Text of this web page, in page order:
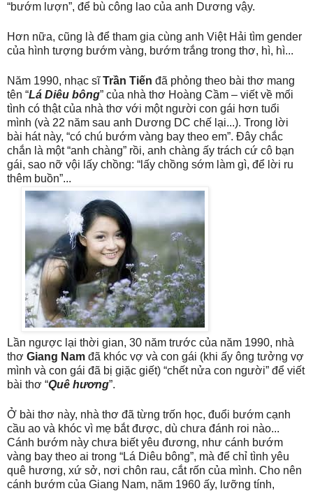
“bướm lượn”, để bù công lao của anh Dương vậy.
Hơn nữa, cũng là để tham gia cùng anh Việt Hải tìm gender
của hình tượng bướm vàng, bướm trắng trong thơ, hì, hì...
Năm 1990, nhạc sĩTrần Tiến đã phỏng theo bài thơ mang
tên “Lá Diêu bông” của nhà thơ Hoàng Cầm – viết về mối
tình có thật của nhà thơ với một người con gái hơn tuổi
mình (và 22 năm sau anh Dương DC chế lại...). Trong lời
bài hát này, “có chú bướm vàng bay theo em”. Đây chắc
chắn là một “anh chàng” rồi, anh chàng ấy trách cứ cô bạn
gái, sao nỡ vội lấy chồng: “lấy chồng sớm làm gì, để lời ru
thêm buồn”...
Lần ngược lại thời gian, 30 năm trước của năm 1990, nhà
thơ Giang Nam đã khóc vợ và con gái (khi ấy ông tưởng vợ
mình và con gái đã bị giặc giết) “chết nửa con người” để viết
bài thơ “Quê hương”.
Ở bài thơ này, nhà thơ đã từng trốn học, đuổi bướm cạnh
cầu ao và khóc vì mẹ bắt được, dù chưa đánh roi nào...
Cánh bướm này chưa biết yêu đương, như cánh bướm
vàng bay theo ai trong “Lá Diêu bông”, mà để chỉ tình yêu
quê hương, xứ sở, nơi chôn rau, cắt rốn của mình. Cho nên
cánh bướm của Giang Nam, năm 1960 ấy, lưỡng tính,